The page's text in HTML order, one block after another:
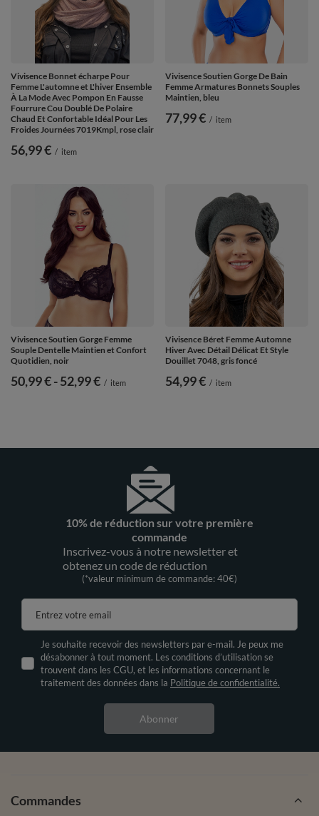
Vivisence Bonnet écharpe Pour
Femme L'automne et L'hiver Ensemble
À La Mode Avec Pompon En Fausse
Fourrure Cou Doublé De Polaire
Chaud Et Confortable Idéal Pour Les
Froides Journées 7019Kmpl, rose clair
56,99 € / item
Vivisence Soutien Gorge De Bain
Femme Armatures Bonnets Souples
Maintien, bleu
77,99 € / item
Vivisence Soutien Gorge Femme
Souple Dentelle Maintien et Confort
Quotidien, noir
de
50,99 €-vers le bas
52,99 € / item
Vivisence Béret Femme Automne
Hiver Avec Détail Délicat Et Style
Douillet 7048, gris foncé
54,99 € / item
10% de réduction sur votre première
commande
Inscrivez-vous à notre newsletter et
obtenez un code de réduction
(*valeur minimum de commande: 40€)
Entrez votre email
Je souhaite recevoir des newsletters par e-mail. Je peux me
désabonner à tout moment. Les conditions d’utilisation se
trouvent dans les CGU, et les informations concernant le
traitement des données dans la Politique de confidentialité.
Abonner
Commandes